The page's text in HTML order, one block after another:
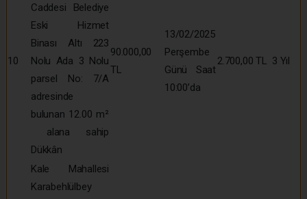
10
Caddesi Belediye
Eski Hizmet
Binası Altı 223
Nolu Ada 3 Nolu
parsel No: 7/A
adresinde
bulunan 12.00 m²
alana sahip
Dükkân
90.000,00
TL
13/02/2025
Perşembe
Günü Saat
10:00’da
2.700,00 TL 3 Yıl
Kale Mahallesi
Karabehlülbey